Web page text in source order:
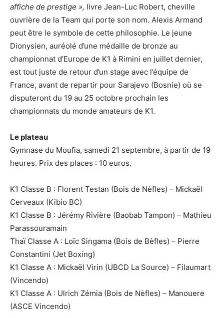
affiche de prestige », livre Jean-Luc Robert, cheville
ouvrière de la Team qui porte son nom. Alexis Armand
peut être le symbole de cette philosophie. Le jeune
Dionysien, auréolé d’une médaille de bronze au
championnat d’Europe de K1 à Rimini en juillet dernier,
est tout juste de retour d’un stage avec l’équipe de
France, avant de repartir pour Sarajevo (Bosnie) où se
disputeront du 19 au 25 octobre prochain les
championnats du monde amateurs de K1.
Le plateau
Gymnase du Moufia, samedi 21 septembre, à partir de 19
heures. Prix des places : 10 euros.
K1 Classe B : Florent Testan (Bois de Nèfles) – Mickaël
Cerveaux (Kibio BC)
K1 Classe B : Jérémy Rivière (Baobab Tampon) – Mathieu
Parassouramain
Thaï Classe A : Loïc Singama (Bois de Bèfles) – Pierre
Constantini (Jet Boxing)
K1 Classe A : Mickaël Virin (UBCD La Source) – Filaumart
(Vincendo)
K1 Classe A : Ulrich Zémia (Bois de Nèfles) – Manouere
(ASCE Vincendo)